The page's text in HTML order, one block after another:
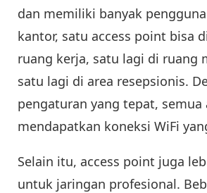
dan memiliki banyak
kantor, satu access point bisa
ruang kerja, satu lagi di ruang
satu lagi di area resepsionis.
pengaturan yang tepat, semua
mendapatkan koneksi WiFi
Selain itu, access point juga
untuk jaringan profesional.